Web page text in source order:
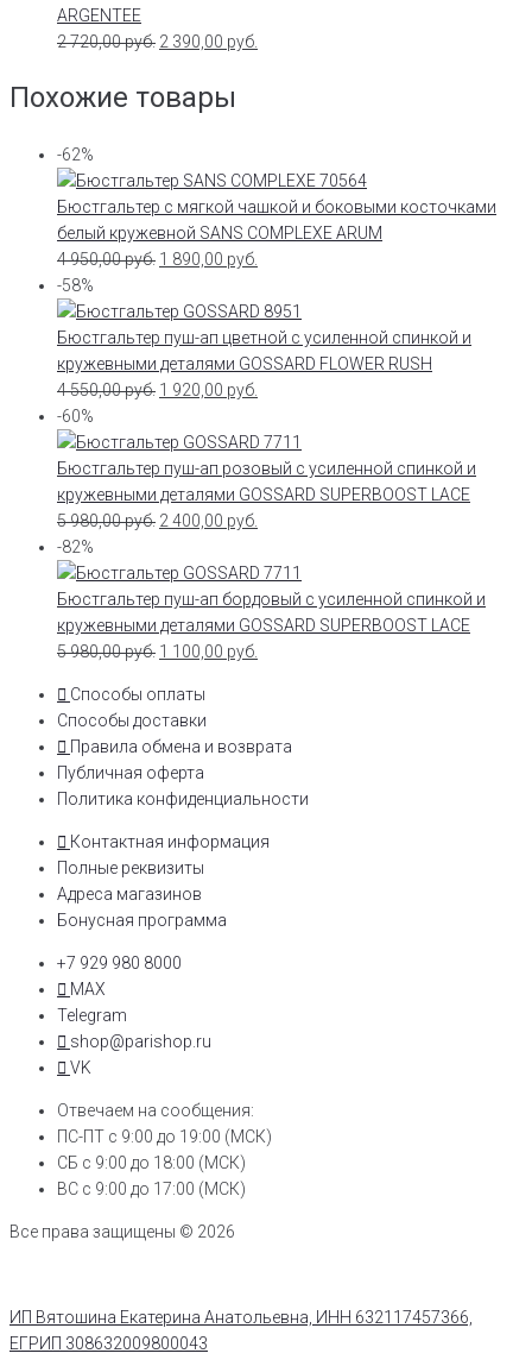
ARGENTEE
2 720,00руб. 2 390,00 руб.
Похожие товары
-62%
Бюстгальтер с мягкой чашкой и боковыми косточками
белый кружевной SANS COMPLEXE ARUM
4 950,00руб. 1 890,00 руб.
-58%
Бюстгальтер пуш-ап цветной с усиленной спинкой и
кружевными деталями GOSSARD FLOWER RUSH
4 550,00руб. 1 920,00 руб.
-60%
Бюстгальтер пуш-ап розовый с усиленной спинкой и
кружевными деталями GOSSARD SUPERBOOST LACE
5 980,00руб. 2 400,00 руб.
-82%
Бюстгальтер пуш-ап бордовый с усиленной спинкой и
кружевными деталями GOSSARD SUPERBOOST LACE
5 980,00руб. 1 100,00 руб.
Способы оплаты
Способы доставки
Правила обмена и возврата
Публичная оферта
Политика конфиденциальности
Контактная информация
Полные реквизиты
Адреса магазинов
Бонусная программа
+7 929 980 8000
MAX
Telegram
shop@parishop.ru
VK
Отвечаем на сообщения:
ПС-ПТ с 9:00 до 19:00 (МСК)
СБ с 9:00 до 18:00 (МСК)
ВС с 9:00 до 17:00 (МСК)
Все права защищены © 2026
ИП Вятошина Екатерина Анатольевна, ИНН 632117457366,
ЕГРИП 308632009800043